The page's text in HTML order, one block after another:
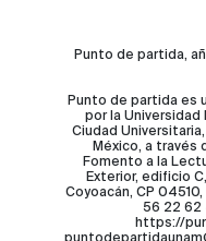
Punto de partida,
Punto de partida es
por la Universidad
Ciudad
México, a través
Fomento a la
Exterior, edificio
Coyoacán, CP
56 22 62
https://